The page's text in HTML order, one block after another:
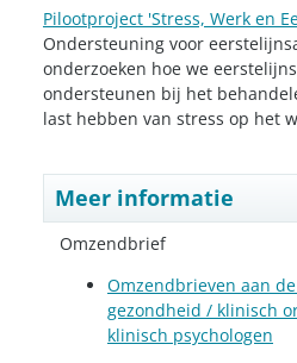
Pilootproject 'Stress, Werk en
Ondersteuning voor
onderzoeken hoe we
ondersteunen bij het
last hebben van stress op het
Meer informatie
Omzendbrief
Omzendbrieven aan
gezondheid / klinisch
klinisch psychologen